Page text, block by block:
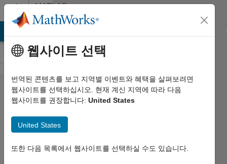
콘텐츠로 바로 가기
MATLAB
Answers
plotting
xyz
direction
as
legend
웹사이트 선택
번역된 콘텐츠를 보고 지역별 이벤트와 혜택을 살펴보려면
웹사이트를 선택하십시오. 현재 계신 지역에 따라 다음
웹사이트를 권장합니다: United States
United States
또한 다음 목록에서 웹사이트를 선택하실 수도 있습니다.